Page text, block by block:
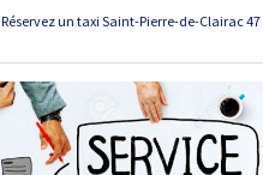
Réservez un taxi Saint-Pierre-de-Clairac 47